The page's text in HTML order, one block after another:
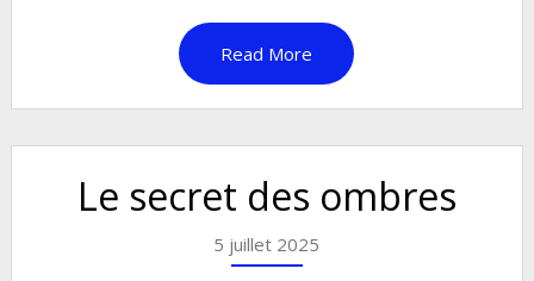
Read More
Le secret des ombres
5 juillet 2025